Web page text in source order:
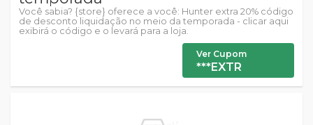
Você sabia? {store} oferece a você: Hunter extra 20% código
de desconto liquidação no meio da temporada - clicar aqui
exibirá o código e o levará para a loja.
Ver Cupom
***EXTR